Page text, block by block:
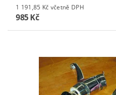
1 191,85 Kč včetně DPH
985 Kč